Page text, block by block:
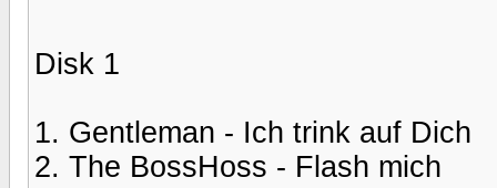
Disk 1
1. Gentleman - Ich trink auf Dich
2. The BossHoss - Flash mich